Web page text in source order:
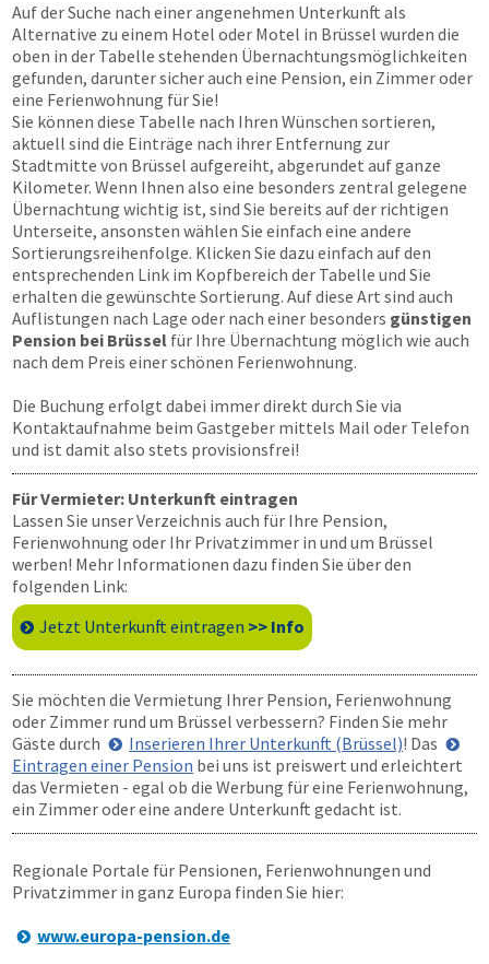
Auf der Suche nach einer angenehmen Unterkunft als
Alternative zu einem Hotel oder Motel in Brüssel wurden die
oben in der Tabelle stehenden Übernachtungsmöglichkeiten
gefunden, darunter sicher auch eine Pension, ein Zimmer oder
eine Ferienwohnung für Sie!
Sie können diese Tabelle nach Ihren Wünschen sortieren,
aktuell sind die Einträge nach ihrer Entfernung zur
Stadtmitte von Brüssel aufgereiht, abgerundet auf ganze
Kilometer. Wenn Ihnen also eine besonders zentral gelegene
Übernachtung wichtig ist, sind Sie bereits auf der richtigen
Unterseite, ansonsten wählen Sie einfach eine andere
Sortierungsreihenfolge. Klicken Sie dazu einfach auf den
entsprechenden Link im Kopfbereich der Tabelle und Sie
erhalten die gewünschte Sortierung. Auf diese Art sind auch
Auflistungen nach Lage oder nach einer besonders günstigen
Pension bei Brüssel für Ihre Übernachtung möglich wie auch
nach dem Preis einer schönen Ferienwohnung.
Die Buchung erfolgt dabei immer direkt durch Sie via
Kontaktaufnahme beim Gastgeber mittels Mail oder Telefon
und ist damit also stets provisionsfrei!
Für Vermieter: Unterkunft eintragen
Lassen Sie unser Verzeichnis auch für Ihre Pension,
Ferienwohnung oder Ihr Privatzimmer in und um Brüssel
werben! Mehr Informationen dazu finden Sie über den
folgenden Link:
Jetzt Unterkunft eintragen >> Info
Sie möchten die Vermietung Ihrer Pension, Ferienwohnung
oder Zimmer rund um Brüssel verbessern? Finden Sie mehr
Gäste durch
Inserieren Ihrer Unterkunft (Brüssel)! Das
Eintragen einer Pension bei uns ist preiswert und erleichtert
das Vermieten - egal ob die Werbung für eine Ferienwohnung,
ein Zimmer oder eine andere Unterkunft gedacht ist.
Regionale Portale für Pensionen, Ferienwohnungen und
Privatzimmer in ganz Europa finden Sie hier:
www.europa-pension.de